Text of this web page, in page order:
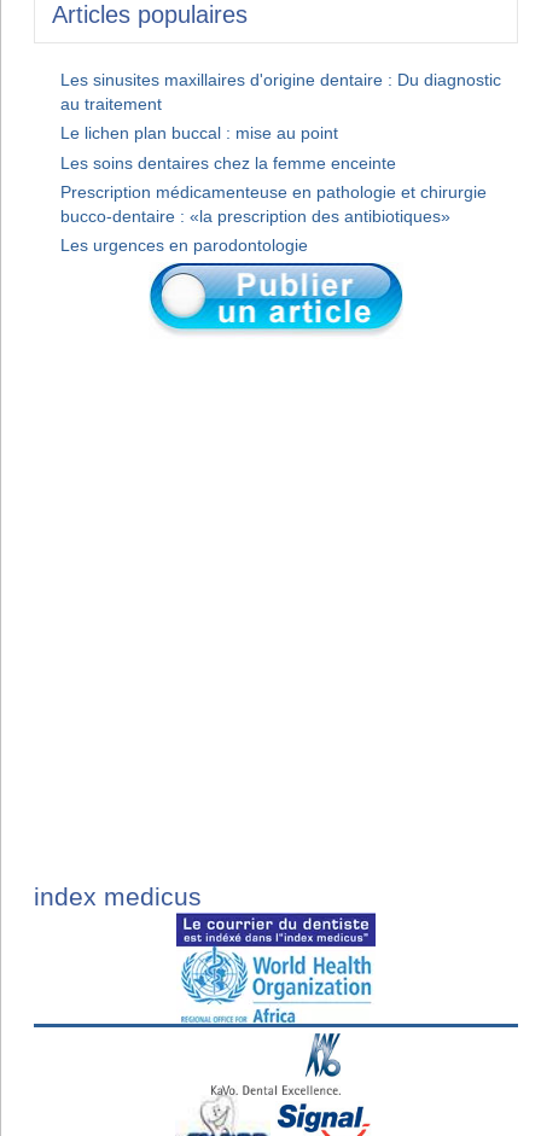
Articles populaires
Les sinusites maxillaires d'origine dentaire : Du diagnostic
au traitement
Le lichen plan buccal : mise au point
Les soins dentaires chez la femme enceinte
Prescription médicamenteuse en pathologie et chirurgie
bucco-dentaire : «la prescription des antibiotiques»
Les urgences en parodontologie
index medicus